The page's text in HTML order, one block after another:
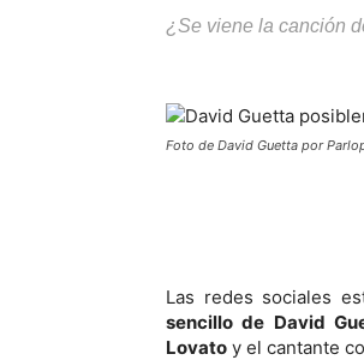
¿Se viene la canción
Foto de David Guetta por
Las redes sociales
sencillo de David
Lovato y el cantante